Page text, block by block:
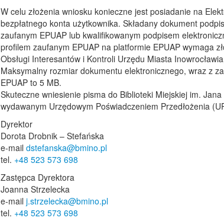
W celu złożenia wniosku konieczne jest posiadanie na
bezpłatnego konta użytkownika. Składany dokument
zaufanym EPUAP lub kwalifikowanym podpisem
profilem zaufanym EPUAP na platformie EPUAP wymaga
Obsługi Interesantów i Kontroli Urzędu Miasta
Maksymalny rozmiar dokumentu elektronicznego, wraz z
EPUAP to 5 MB.
Skuteczne wniesienie pisma do Biblioteki Miejskiej im.
wydawanym Urzędowym Poświadczeniem Przedłożenia
Dyrektor
Dorota Drobnik – Stefańska
e-mail dstefanska@bmino.pl
tel. +48 523 573 698
Zastępca Dyrektora
Joanna Strzelecka
e-mail j.strzelecka@bmino.pl
tel. +48 523 573 698